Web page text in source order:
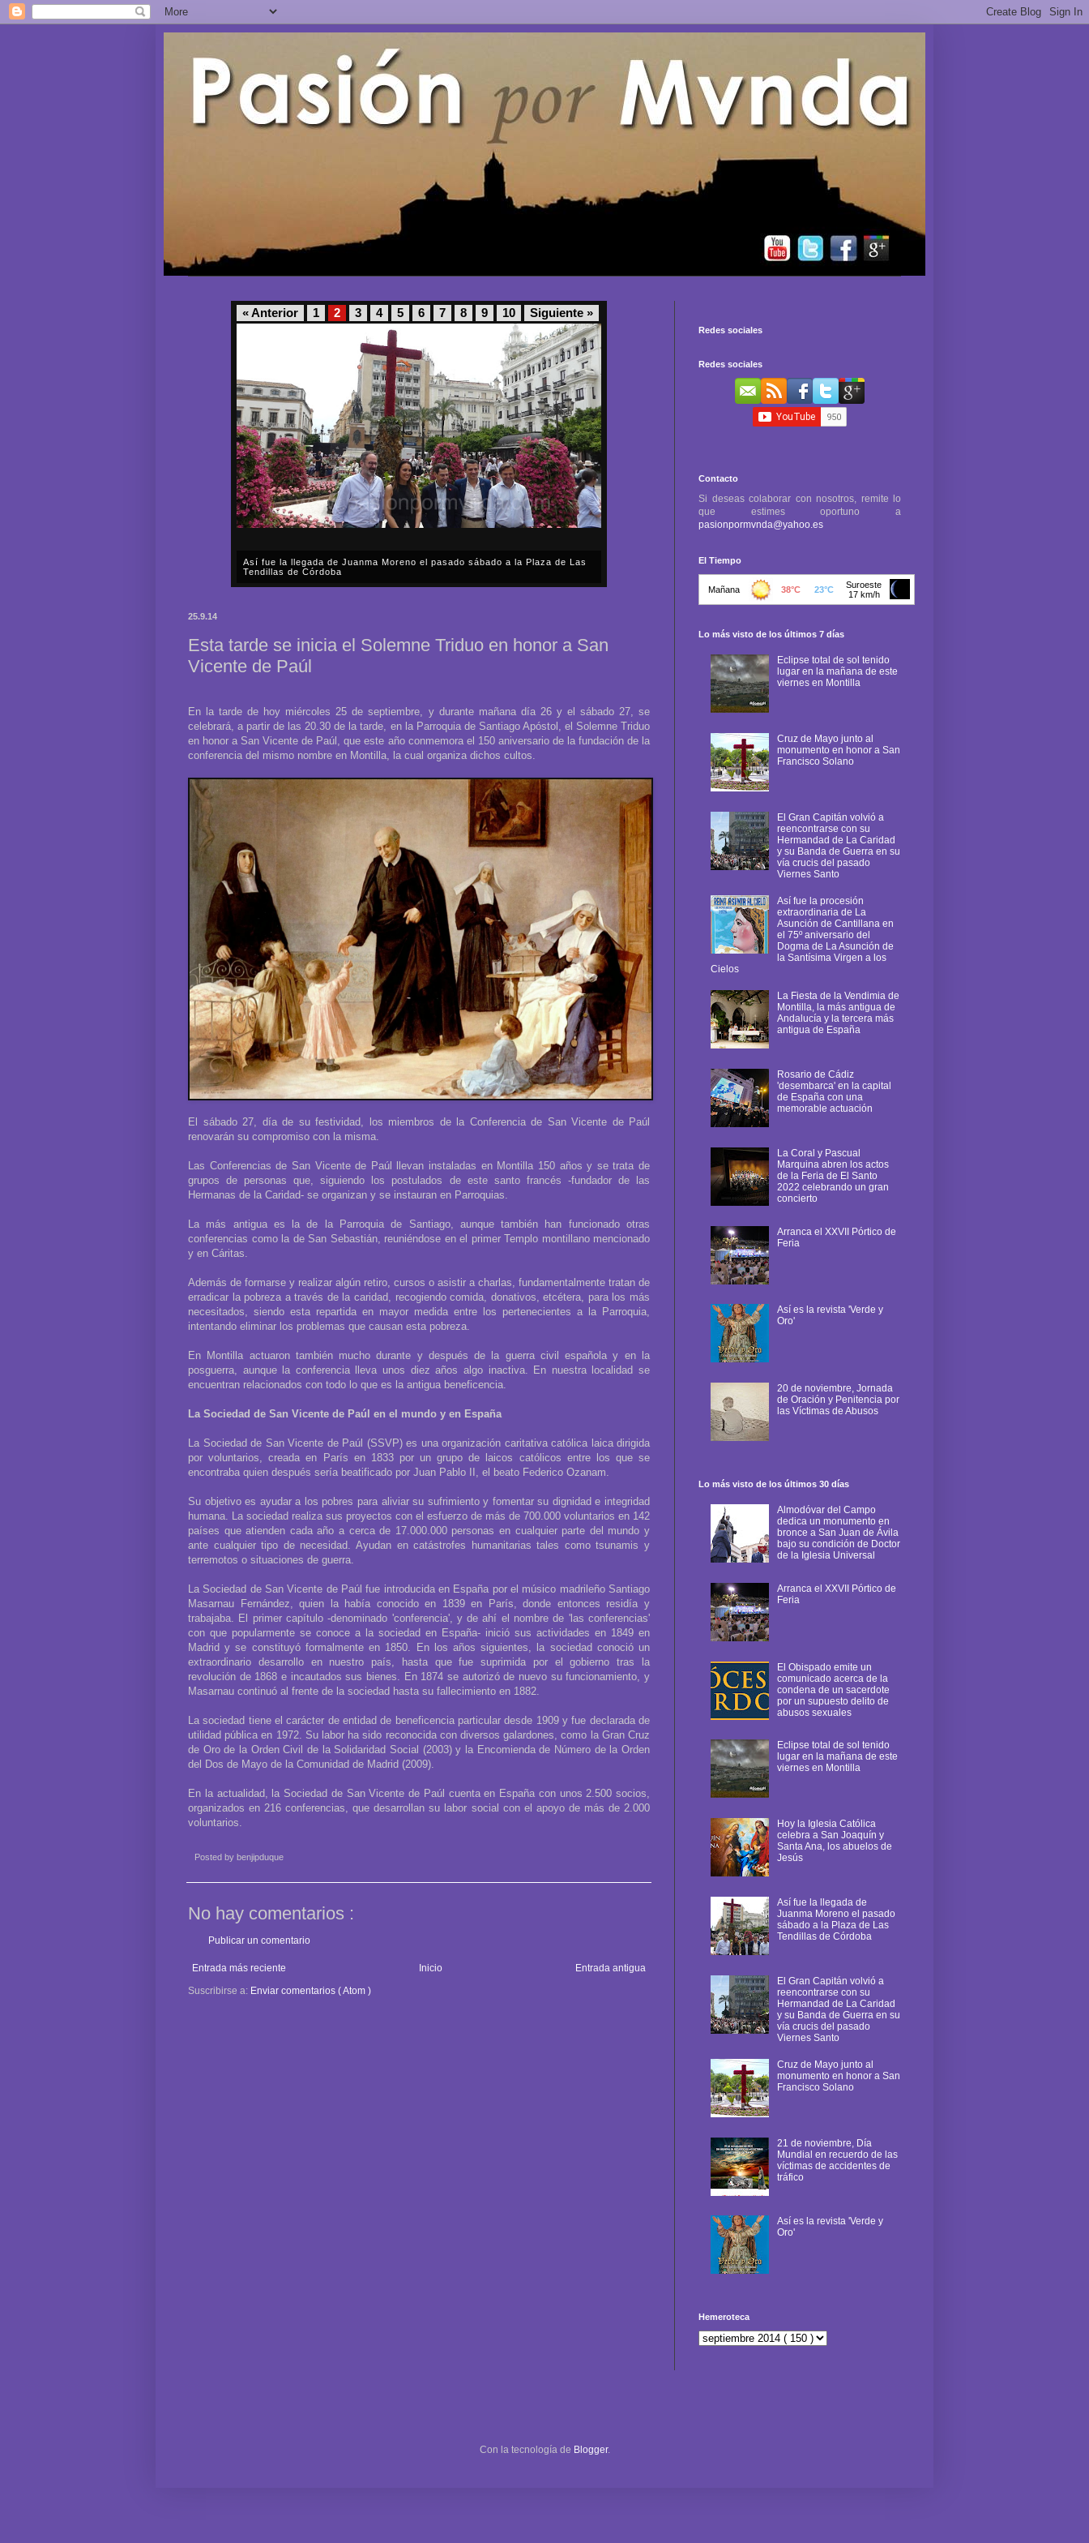
« Anterior 1 2 3 4 5 6 7 8 9 10 Siguiente »
Así fue la llegada de Juanma Moreno el pasado sábado a la Plaza de Las
Tendillas de Córdoba
25.9.14
Esta tarde se inicia el Solemne Triduo en honor a San
Vicente de Paúl
En la tarde de hoy miércoles 25 de septiembre, y durante mañana día 26 y el sábado 27, se
celebrará, a partir de las 20.30 de la tarde, en la Parroquia de Santiago Apóstol, el Solemne Triduo
en honor a San Vicente de Paúl, que este año conmemora el 150 aniversario de la fundación de la
conferencia del mismo nombre en Montilla, la cual organiza dichos cultos.
El sábado 27, día de su festividad, los miembros de la Conferencia de San Vicente de Paúl
renovarán su compromiso con la misma.
Las Conferencias de San Vicente de Paúl llevan instaladas en Montilla 150 años y se trata de
grupos de personas que, siguiendo los postulados de este santo francés -fundador de las
Hermanas de la Caridad- se organizan y se instauran en Parroquias.
La más antigua es la de la Parroquia de Santiago, aunque también han funcionado otras
conferencias como la de San Sebastián, reuniéndose en el primer Templo montillano mencionado
y en Cáritas.
Además de formarse y realizar algún retiro, cursos o asistir a charlas, fundamentalmente tratan de
erradicar la pobreza a través de la caridad, recogiendo comida, donativos, etcétera, para los más
necesitados, siendo esta repartida en mayor medida entre los pertenecientes a la Parroquia,
intentando eliminar los problemas que causan esta pobreza.
En Montilla actuaron también mucho durante y después de la guerra civil española y en la
posguerra, aunque la conferencia lleva unos diez años algo inactiva. En nuestra localidad se
encuentran relacionados con todo lo que es la antigua beneficencia.
La Sociedad de San Vicente de Paúl en el mundo y en España
La Sociedad de San Vicente de Paúl (SSVP) es una organización caritativa católica laica dirigida
por voluntarios, creada en París en 1833 por un grupo de laicos católicos entre los que se
encontraba quien después sería beatificado por Juan Pablo II, el beato Federico Ozanam.
Su objetivo es ayudar a los pobres para aliviar su sufrimiento y fomentar su dignidad e integridad
humana. La sociedad realiza sus proyectos con el esfuerzo de más de 700.000 voluntarios en 142
países que atienden cada año a cerca de 17.000.000 personas en cualquier parte del mundo y
ante cualquier tipo de necesidad. Ayudan en catástrofes humanitarias tales como tsunamis y
terremotos o situaciones de guerra.
La Sociedad de San Vicente de Paúl fue introducida en España por el músico madrileño Santiago
Masarnau Fernández, quien la había conocido en 1839 en París, donde entonces residía y
trabajaba. El primer capítulo -denominado 'conferencia', y de ahí el nombre de 'las conferencias'
con que popularmente se conoce a la sociedad en España- inició sus actividades en 1849 en
Madrid y se constituyó formalmente en 1850. En los años siguientes, la sociedad conoció un
extraordinario desarrollo en nuestro país, hasta que fue suprimida por el gobierno tras la
revolución de 1868 e incautados sus bienes. En 1874 se autorizó de nuevo su funcionamiento, y
Masarnau continuó al frente de la sociedad hasta su fallecimiento en 1882.
La sociedad tiene el carácter de entidad de beneficencia particular desde 1909 y fue declarada de
utilidad pública en 1972. Su labor ha sido reconocida con diversos galardones, como la Gran Cruz
de Oro de la Orden Civil de la Solidaridad Social (2003) y la Encomienda de Número de la Orden
del Dos de Mayo de la Comunidad de Madrid (2009).
En la actualidad, la Sociedad de San Vicente de Paúl cuenta en España con unos 2.500 socios,
organizados en 216 conferencias, que desarrollan su labor social con el apoyo de más de 2.000
voluntarios.
Posted by benjipduque
No hay comentarios :
Publicar un comentario
Entrada más reciente Entrada antigua
Inicio
Suscribirse a: Enviar comentarios ( Atom )
Redes sociales
Redes sociales
Contacto
Si deseas colaborar con nosotros, remite lo
que estimes oportuno a
pasionpormvnda@yahoo.es
El Tiempo
Lo más visto de los últimos 7 días
Eclipse total de sol tenido
lugar en la mañana de este
viernes en Montilla
Cruz de Mayo junto al
monumento en honor a San
Francisco Solano
El Gran Capitán volvió a
reencontrarse con su
Hermandad de La Caridad
y su Banda de Guerra en su
vía crucis del pasado
Viernes Santo
Así fue la procesión
extraordinaria de La
Asunción de Cantillana en
el 75º aniversario del
Dogma de La Asunción de
la Santísima Virgen a los
Cielos
La Fiesta de la Vendimia de
Montilla, la más antigua de
Andalucía y la tercera más
antigua de España
Rosario de Cádiz
'desembarca' en la capital
de España con una
memorable actuación
La Coral y Pascual
Marquina abren los actos
de la Feria de El Santo
2022 celebrando un gran
concierto
Arranca el XXVII Pórtico de
Feria
Así es la revista 'Verde y
Oro'
20 de noviembre, Jornada
de Oración y Penitencia por
las Víctimas de Abusos
Lo más visto de los últimos 30 días
Almodóvar del Campo
dedica un monumento en
bronce a San Juan de Ávila
bajo su condición de Doctor
de la Iglesia Universal
Arranca el XXVII Pórtico de
Feria
El Obispado emite un
comunicado acerca de la
condena de un sacerdote
por un supuesto delito de
abusos sexuales
Eclipse total de sol tenido
lugar en la mañana de este
viernes en Montilla
Hoy la Iglesia Católica
celebra a San Joaquín y
Santa Ana, los abuelos de
Jesús
Así fue la llegada de
Juanma Moreno el pasado
sábado a la Plaza de Las
Tendillas de Córdoba
El Gran Capitán volvió a
reencontrarse con su
Hermandad de La Caridad
y su Banda de Guerra en su
vía crucis del pasado
Viernes Santo
Cruz de Mayo junto al
monumento en honor a San
Francisco Solano
21 de noviembre, Día
Mundial en recuerdo de las
víctimas de accidentes de
tráfico
Así es la revista 'Verde y
Oro'
Hemeroteca
Con la tecnología de Blogger.